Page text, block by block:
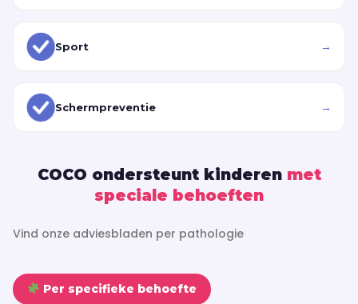
Sport →
Schermpreventie →
COCO ondersteunt kinderen met
speciale behoeften
Vind onze adviesbladen per pathologie
Per specifieke behoefte